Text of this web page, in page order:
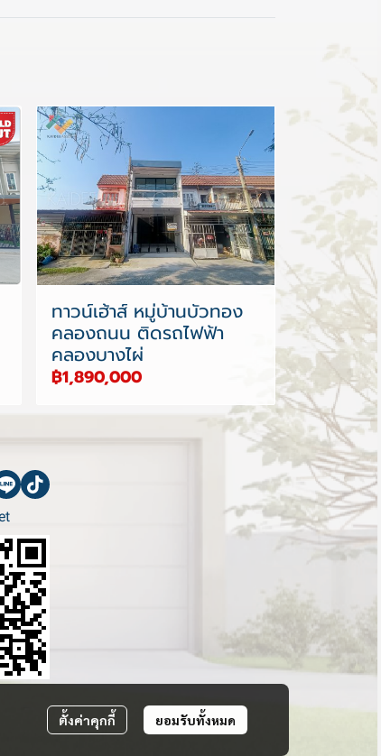
ทาวน์เฮ้าส์ หมู่บ้านบัวทอง
คลองถนน ติดรถไฟฟ้า
คลองบางไผ่
฿1,890,000
ตั้งค่าคุกกี้ ยอมรับทั้งหมด